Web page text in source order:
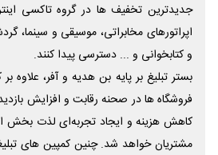
جدیدترین تخفیف ها در گروه تاکسی
اپراتورهای مخابراتی، موسیقی و سینما،
و کتابخوانی و ... دسترسی پیدا کنند.
بستر تبلیغ بر پایه بن هدیه و آفر، علاوه
فروشگاه ها در صحنه رقابت و افزایش
کاهش هزینه و ایجاد تجربه‌ای لذت بخش
مشتریان خواهد شد. چنین کمپین های